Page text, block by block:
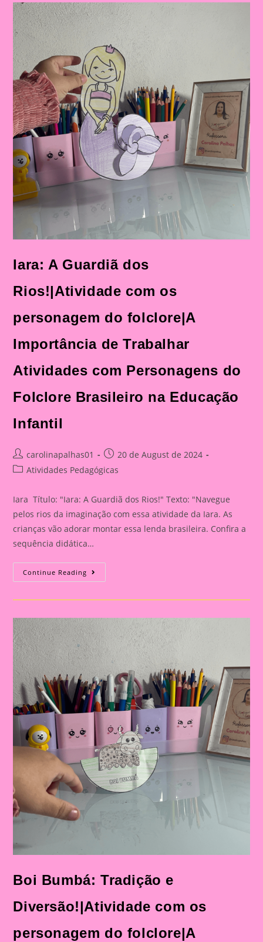
Os
Personagem
Do
Folclore|A
Importância
De
Trabalhar
Atividades
Com
Personagens
Do
Folclore
Brasileiro
Na
Educação
Infantil
Iara: A Guardiã dos
Rios!|Atividade com os
personagem do folclore|A
Importância de Trabalhar
Atividades com Personagens do
Folclore Brasileiro na Educação
Infantil
Post
author:
carolinapalhas01
Post
published:
20 de August de 2024
PostAtividades Pedagógicas
Iara Título: "Iara: A Guardiã dos Rios!" Texto: "Navegue
pelos rios da imaginação com essa atividade da Iara. As
crianças vão adorar montar essa lenda brasileira. Confira a
sequência didática…
Continue Reading Iara:
A
Dos
Os
Personagem
Do
Folclore|A
Importância
De
Trabalhar
Atividades
Com
Personagens
Do
Folclore
Brasileiro
Na
Educação
Infantil
Boi Bumbá: Tradição e
Diversão!|Atividade com os
personagem do folclore|A